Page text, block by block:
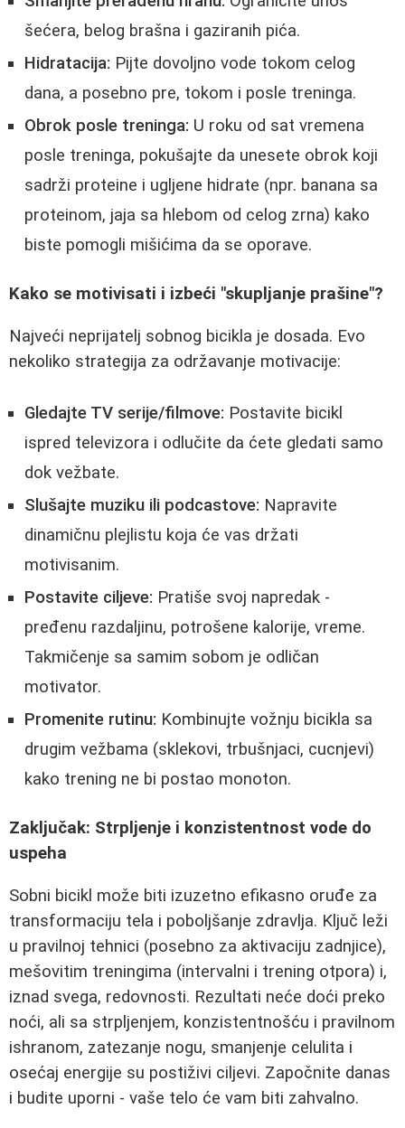
šećera, belog brašna i gaziranih pića.
Hidratacija: Pijte dovoljno vode tokom celog
dana, a posebno pre, tokom i posle treninga.
Obrok posle treninga: U roku od sat vremena
posle treninga, pokušajte da unesete obrok koji
sadrži proteine i ugljene hidrate (npr. banana sa
proteinom, jaja sa hlebom od celog zrna) kako
biste pomogli mišićima da se oporave.
Kako se motivisati i izbeći "skupljanje prašine"?
Najveći neprijatelj sobnog bicikla je dosada. Evo
nekoliko strategija za održavanje motivacije:
Gledajte TV serije/filmove: Postavite bicikl
ispred televizora i odlučite da ćete gledati samo
dok vežbate.
Slušajte muziku ili podcastove: Napravite
dinamičnu plejlistu koja će vas držati
motivisanim.
Postavite ciljeve: Pratiše svoj napredak -
pređenu razdaljinu, potrošene kalorije, vreme.
Takmičenje sa samim sobom je odličan
motivator.
Promenite rutinu: Kombinujte vožnju bicikla sa
drugim vežbama (sklekovi, trbušnjaci, cucnjevi)
kako trening ne bi postao monoton.
Zaključak: Strpljenje i konzistentnost vode do
uspeha
Sobni bicikl može biti izuzetno efikasno oruđe za
transformaciju tela i poboljšanje zdravlja. Ključ leži
u pravilnoj tehnici (posebno za aktivaciju zadnjice),
mešovitim treningima (intervalni i trening otpora) i,
iznad svega, redovnosti. Rezultati neće doći preko
noći, ali sa strpljenjem, konzistentnošću i pravilnom
ishranom, zatezanje nogu, smanjenje celulita i
osećaj energije su postiživi ciljevi. Započnite danas
i budite uporni - vaše telo će vam biti zahvalno.